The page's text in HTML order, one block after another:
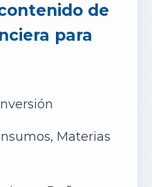
de
para
Materias